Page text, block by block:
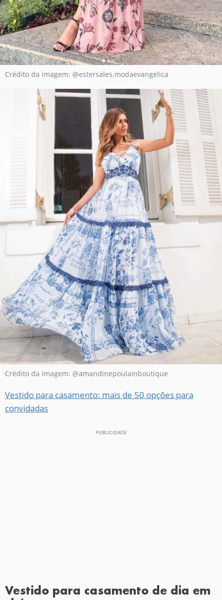
Crédito da imagem: @estersales.modaevangelica
Crédito da imagem: @amandinepoulainboutique
Vestido para casamento: mais de 50 opções para
convidadas
Vestido para casamento de dia em